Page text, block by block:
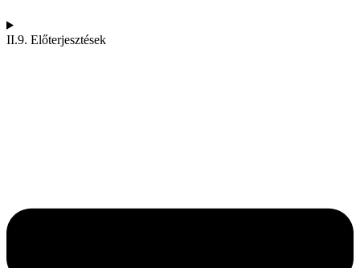
II.9. Előterjesztések